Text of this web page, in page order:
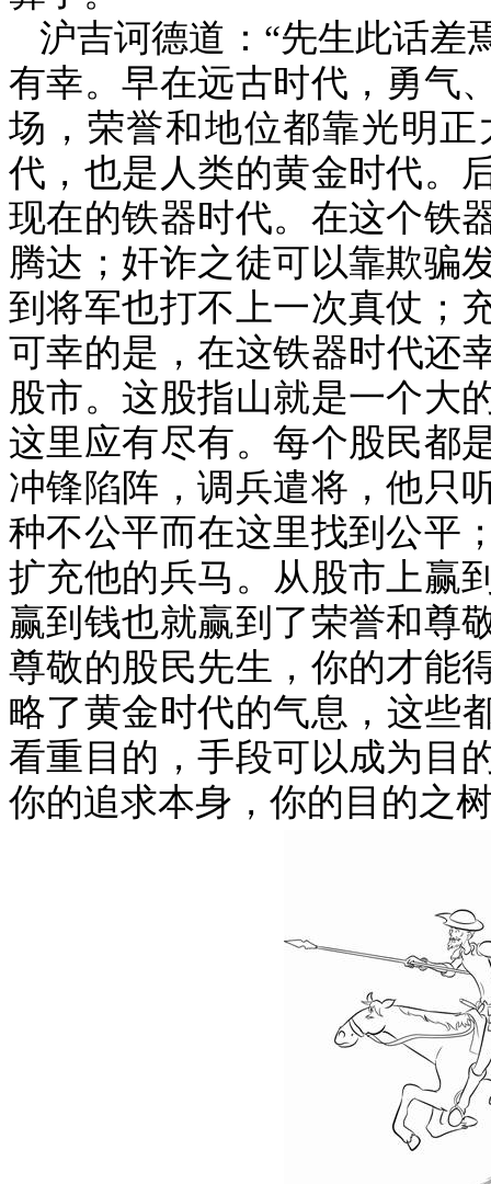
沪吉诃德道：“先生此话差
有幸。早在远古时代，勇气
场，荣誉和地位都靠光明
代，也是人类的黄金时代。
现在的铁器时代。在这个铁
腾达；奸诈之徒可以靠欺骗
到将军也打不上一次真仗；
可幸的是，在这铁器时代还
股市。这股指山就是一个大
这里应有尽有。每个股民都
冲锋陷阵，调兵遣将，他只
种不公平而在这里找到公平
扩充他的兵马。从股市上赢
赢到钱也就赢到了荣誉和尊
尊敬的股民先生，你的才能
略了黄金时代的气息，这
看重目的，手段可以成为目
你的追求本身，你的目的之